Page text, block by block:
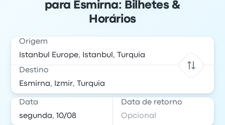
para Esmirna: Bilhetes &
Horários
Origem
Destino
Data Data de retorno